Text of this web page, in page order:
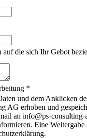
auf die sich Ihr Gebot
*
und dem Anklicken
AG erhoben und
an info@ps-consulting-
Eine